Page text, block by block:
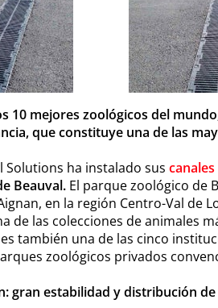
10 mejores zoológicos del
que constituye una de las
Solutions ha instalado sus
Beauval. El parque zoológico de
en la región Centro-Val de
de las colecciones de animales
también una de las cinco
zoológicos privados
gran estabilidad y distribución de